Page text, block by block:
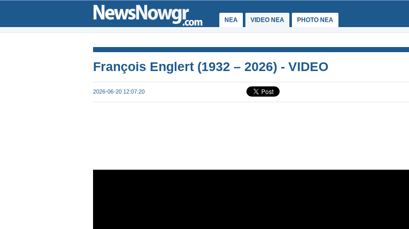
ΝΕΑ VIDEO NEA PHOTO NEA
François Englert (1932 – 2026) - VIDEO
2026-06-20 12:07:20